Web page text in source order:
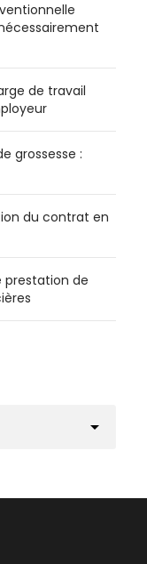
de travail
grossesse :
du contrat en
prestation de